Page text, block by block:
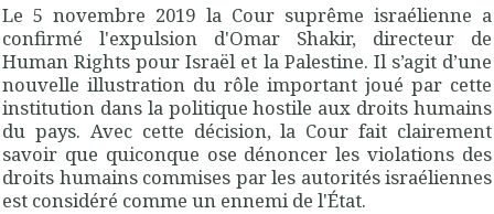
Le 5 novembre 2019 la Cour suprême israélienne a
confirmé l'expulsion d'Omar Shakir, directeur de
Human Rights pour Israël et la Palestine. Il s’agit d’une
nouvelle illustration du rôle important joué par cette
institution dans la politique hostile aux droits humains
du pays. Avec cette décision, la Cour fait clairement
savoir que quiconque ose dénoncer les violations des
droits humains commises par les autorités israéliennes
est considéré comme un ennemi de l'État.